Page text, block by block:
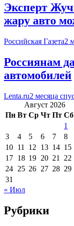
Эксперт
жару авто
Российская Газета2
Россиянам
автомобилей
Lenta.ru2 месяца
Август 2026
Пн Вт Ср Чт Пт Сб
1
3
4 5 6 7 8
10 11 12 13 14 15
17 18 19 20 21 22
24 25 26 27 28 29
31
« Июл
Рубрики